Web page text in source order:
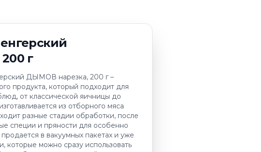
г
ДЫМОВ нарезка, 200 г –
продукта, который подходит для
от классической яичницы до
из отборного мяса
разные стадии обработки, после
специи и пряности для особенно
в вакуумных пакетах и уже
которые можно сразу использовать